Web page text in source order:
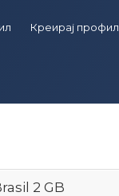
Креирај профил
2 GB